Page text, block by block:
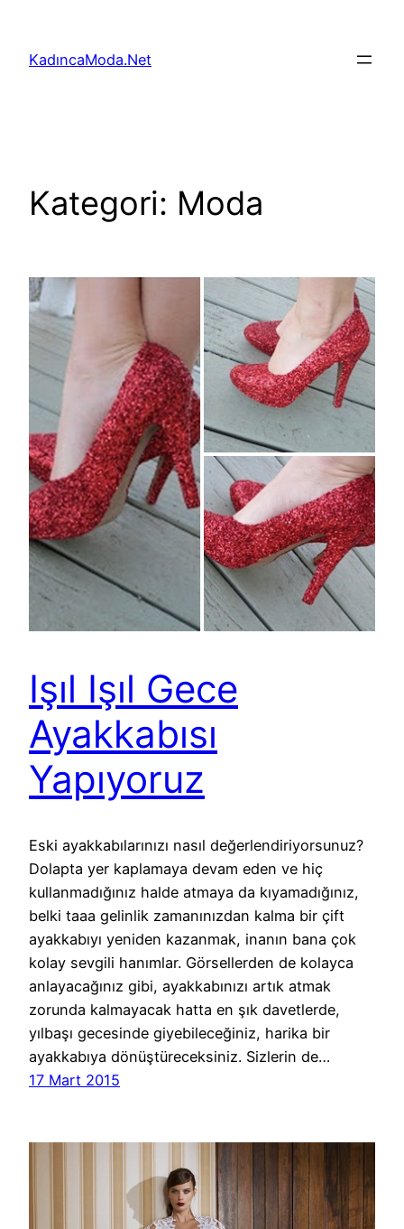
KadıncaModa.Net
Kategori: Moda
Işıl Işıl Gece
Ayakkabısı
Yapıyoruz
Eski ayakkabılarınızı nasıl değerlendiriyorsunuz?
Dolapta yer kaplamaya devam eden ve hiç
kullanmadığınız halde atmaya da kıyamadığınız,
belki taaa gelinlik zamanınızdan kalma bir çift
ayakkabıyı yeniden kazanmak, inanın bana çok
kolay sevgili hanımlar. Görsellerden de kolayca
anlayacağınız gibi, ayakkabınızı artık atmak
zorunda kalmayacak hatta en şık davetlerde,
yılbaşı gecesinde giyebileceğiniz, harika bir
ayakkabıya dönüştüreceksiniz. Sizlerin de…
17 Mart 2015